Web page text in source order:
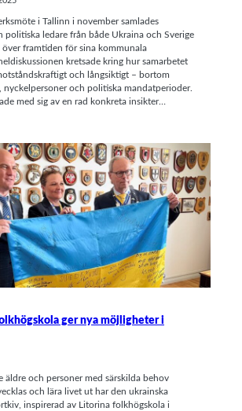
i Tallinn i november samlades
politiska ledare från både Ukraina och Sverige
framtiden för sina kommunala
kretsade kring hur samarbetet
och långsiktigt – bortom
nyckelpersoner och politiska mandatperioder.
med sig av en rad konkreta insikter…
ger nya möjligheter i
äldre och personer med särskilda behov
och lära livet ut har den ukrainska
inspirerad av Litorina folkhögskola i